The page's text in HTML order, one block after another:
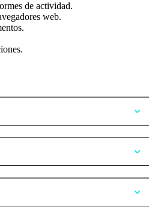
de actividad.
web.